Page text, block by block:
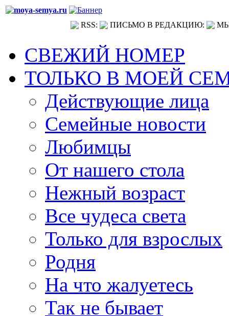
RSS: ПИСЬМО В РЕДАКЦИЮ:
СВЕЖИЙ НОМЕР
ТОЛЬКО В МОЕЙ
Действующие лица
Семейные новости
Любимцы
От нашего стола
Нежный возраст
Все чудеса света
Только для взрослых
Родня
На что жалуетесь
Так не бывает